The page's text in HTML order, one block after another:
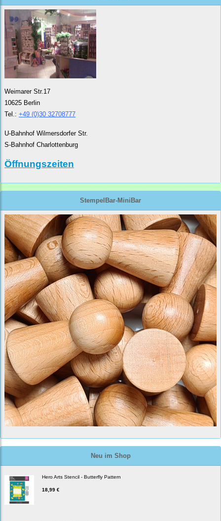
Weimarer Str.17
10625 Berlin
Tel.: +49 (0)30 32708777
U-Bahnhof Wilmersdorfer Str.
S-Bahnhof Charlottenburg
Öffnungszeiten
StempelBar-MiniBar
Neu im Shop
Hero Arts Stencil - Butterfly Pattern
18,99 €